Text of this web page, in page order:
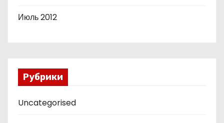
Июль 2012
Рубрики
Uncategorised